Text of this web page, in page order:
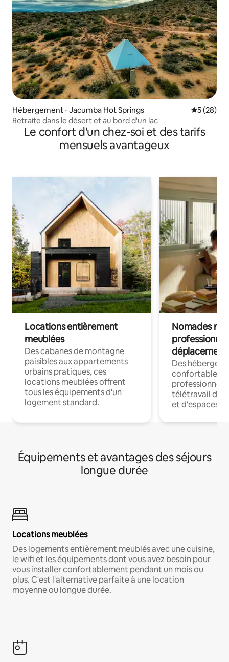
Hébergement ⋅ Jacumba Hot Springs
5 (28)
Retraite dans le désert et au bord d'un lac
Le confort d'un chez-soi et des tarifs
mensuels avantageux
Locations entièrement
meublées
Des cabanes de montagne
paisibles aux appartements
urbains pratiques, ces
locations meublées offrent
tous les équipements d'un
logement standard.
Nomades
déplacement
Des
confortables
professionnels
télétravail
et d'espaces
Équipements et avantages des séjours
longue durée
Locations meublées
Des logements entièrement meublés avec une cuisine,
le wifi et les équipements dont vous avez besoin pour
vous installer confortablement pendant un mois ou
plus. C'est l'alternative parfaite à une location
moyenne ou longue durée.